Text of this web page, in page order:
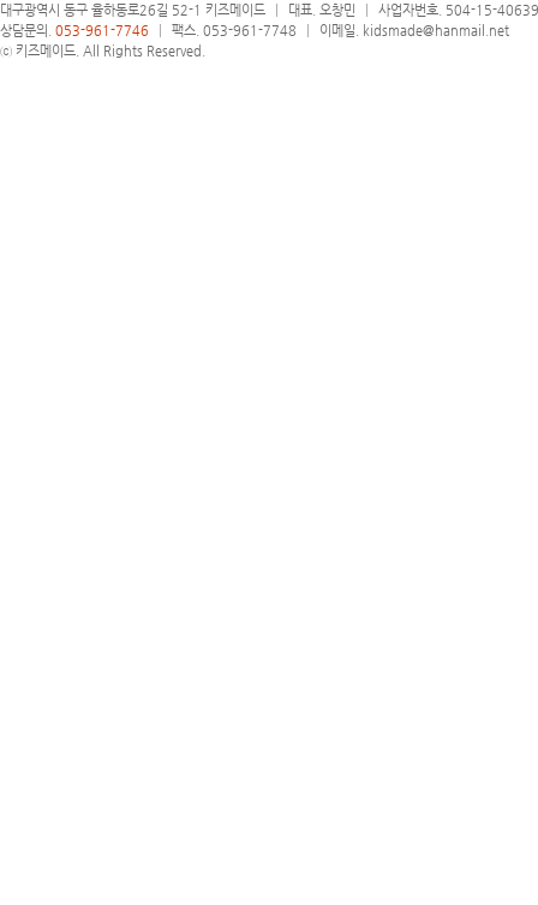
대구광역시 동구 율하동로26길 52-1 키즈메이드 대표. 오창민
사업자번호. 504-15-40639
상담문의. 053-961-7746 팩스. 053-961-7748
이메일. kidsmade@hanmail.net
ⓒ 키즈메이드. All Rights Reserved.